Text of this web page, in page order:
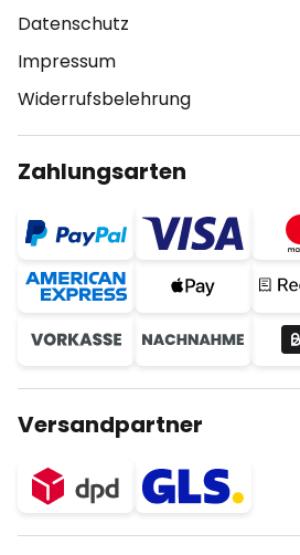
Datenschutz
Impressum
Widerrufsbelehrung
Zahlungsarten
Versandpartner